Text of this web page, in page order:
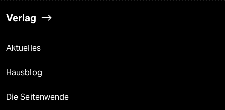
Verlag
Aktuelles
Hausblog
Die Seitenwende